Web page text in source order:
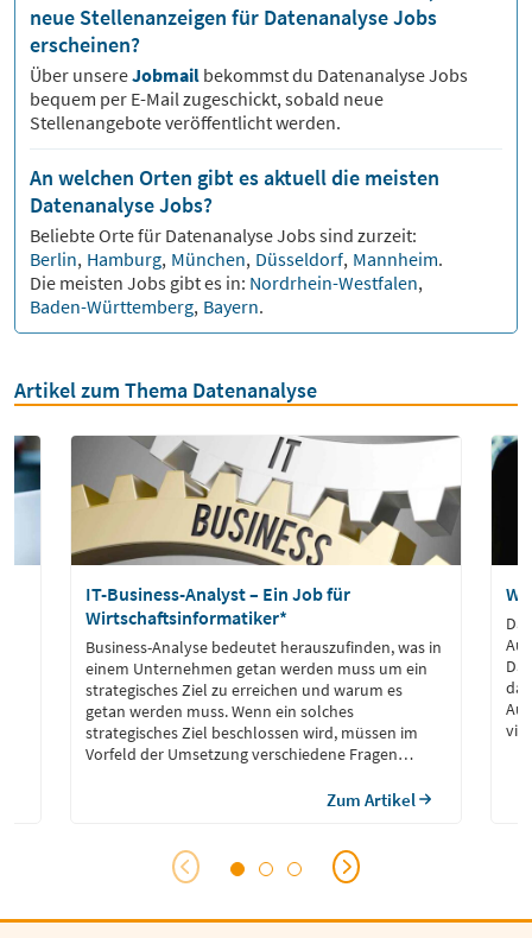
neue Stellenanzeigen für Datenanalyse Jobs
erscheinen?
Über unsereJobmail bekommst du DatenanalyseJobs
bequem per E-Mail zugeschickt, sobald neue
Stellenangebote veröffentlicht werden.
An welchen Orten gibt es aktuell die meisten
Datenanalyse Jobs?
Beliebte Orte für DatenanalyseJobs sind zurzeit:
Berlin, Hamburg, München, Düsseldorf, Mannheim.
Die meisten Jobs gibt es in: Nordrhein-Westfalen,
Baden-Württemberg, Bayern.
Artikel zum Thema Datenanalyse
IT-Business-Analyst – Ein Job für
Wirtschaftsinformatiker*
Business-Analyse bedeutet herauszufinden, was in
einem Unternehmen getan werden muss um ein
strategisches Ziel zu erreichen und warum es
getan werden muss. Wenn ein solches
strategisches Ziel beschlossen wird, müssen im
Vorfeld der Umsetzung verschiedene Fragen
Zum Artikel